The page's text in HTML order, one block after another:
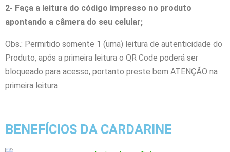
2- Faça a leitura do código impresso no produto
apontando a câmera do seu celular;
Obs.: Permitido somente 1 (uma) leitura de autenticidade do
Produto, após a primeira leitura o QR Code poderá ser
bloqueado para acesso, portanto preste bem ATENÇÃO na
primeira leitura.
BENEFÍCIOS DA CARDARINE